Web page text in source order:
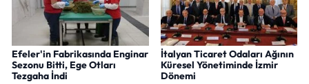
Efeler'in Fabrikasında Enginar
Sezonu Bitti, Ege Otları
Tezgaha İndi
İtalyan Ticaret Odaları Ağının
Küresel Yönetiminde İzmir
Dönemi